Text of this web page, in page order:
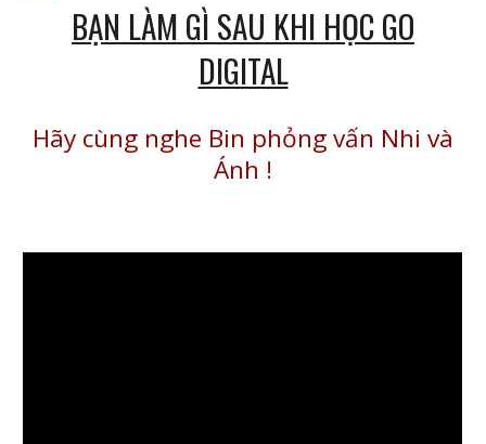
BẠN LÀM GÌ SAU KHI HỌC GO
DIGITAL
Hãy cùng nghe Bin phỏng vấn Nhi và
Ánh !